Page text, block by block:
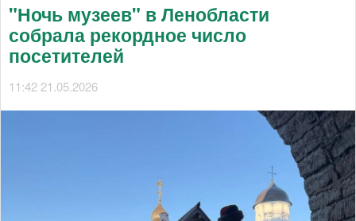
"Ночь музеев" в Ленобласти
собрала рекордное число
посетителей
11:42 21.05.2026